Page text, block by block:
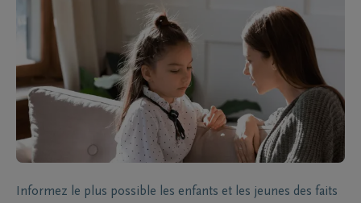
Informez le plus possible les enfants et les jeunes des faits